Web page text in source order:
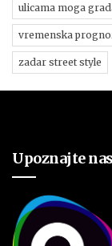
ulicama moga
vremenska
zadar street style
Upoznajte nas